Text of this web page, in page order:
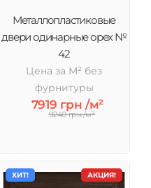
Металлопластиковые
двери одинарные орех №
42
Цена за М² без
фурнитуры
7919 грн /м²
9240 грн /м²
АКЦИЯ!
ХИТ!